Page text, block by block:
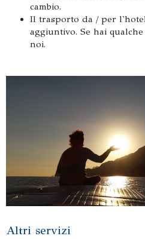
cambio.
Il trasporto da / per
aggiuntivo. Se hai
noi.
Altri servizi